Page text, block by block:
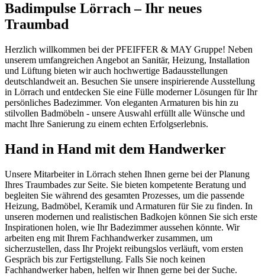
Badimpulse Lörrach – Ihr neues
Traumbad
Herzlich willkommen bei der PFEIFFER & MAY Gruppe! Neben
unserem umfangreichen Angebot an Sanitär, Heizung, Installation
und Lüftung bieten wir auch hochwertige Badausstellungen
deutschlandweit an. Besuchen Sie unsere inspirierende Ausstellung
in Lörrach und entdecken Sie eine Fülle moderner Lösungen für Ihr
persönliches Badezimmer. Von eleganten Armaturen bis hin zu
stilvollen Badmöbeln - unsere Auswahl erfüllt alle Wünsche und
macht Ihre Sanierung zu einem echten Erfolgserlebnis.
Hand in Hand mit dem Handwerker
Unsere Mitarbeiter in Lörrach stehen Ihnen gerne bei der Planung
Ihres Traumbades zur Seite. Sie bieten kompetente Beratung und
begleiten Sie während des gesamten Prozesses, um die passende
Heizung, Badmöbel, Keramik und Armaturen für Sie zu finden. In
unseren modernen und realistischen Badkojen können Sie sich erste
Inspirationen holen, wie Ihr Badezimmer aussehen könnte. Wir
arbeiten eng mit Ihrem Fachhandwerker zusammen, um
sicherzustellen, dass Ihr Projekt reibungslos verläuft, vom ersten
Gespräch bis zur Fertigstellung. Falls Sie noch keinen
Fachhandwerker haben, helfen wir Ihnen gerne bei der Suche.